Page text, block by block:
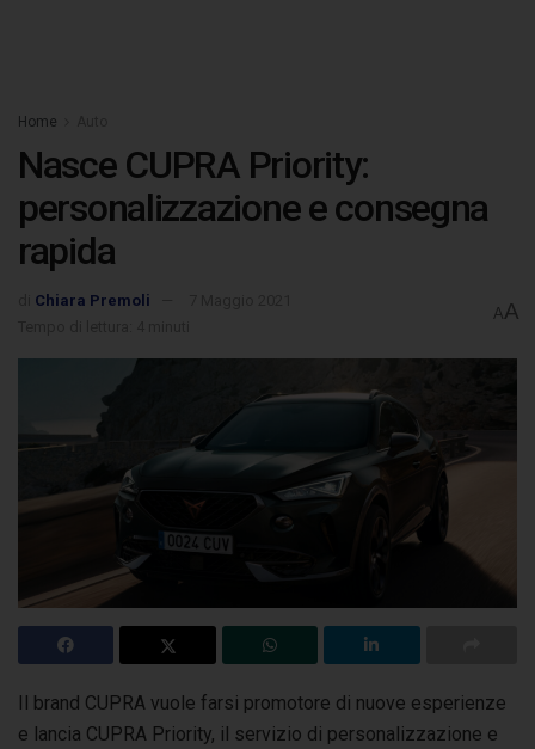
Home
Nasce CUPRA Priority:
personalizzazione e consegna
rapida
Chiara Premoli
AA
Il brand CUPRA vuole farsi promotore di nuove esperienze
e lancia CUPRA Priority, il servizio di personalizzazione e